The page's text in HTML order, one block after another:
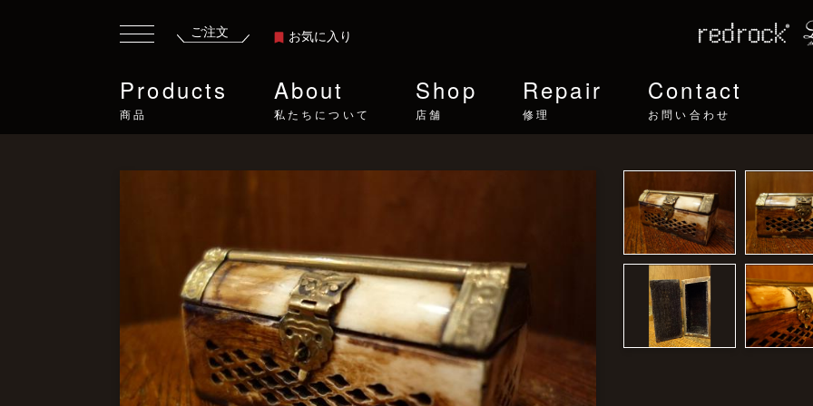
ご注文 お気に入り
Products
商品
About
私たちについて
Shop
店舗
Repair
修理
Contact
お問い合わせ